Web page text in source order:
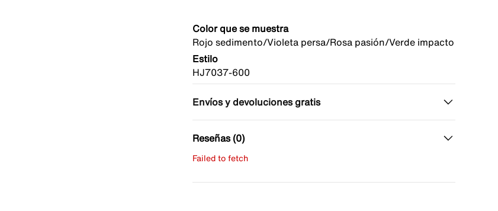
Color que se muestra
Rojo sedimento/Violeta persa/Rosa pasión/Verde impacto
Estilo
HJ7037-600
Envíos y devoluciones gratis
Reseñas (0)
Failed to fetch